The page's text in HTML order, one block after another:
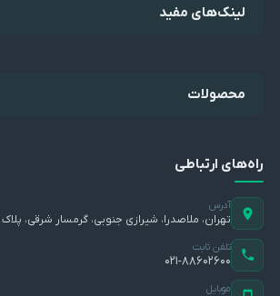
لینک‌های مفید
محصولات
راه‌های ارتباطی
آدرس
تهران، ملاصدرا، شیرازی جنوبی، گرمسار شرقی، پلاک ۳۶، طبقه ۳، واحد ۶
تلفن ثابت
۰۲۱-۸۸۶۰۲۶۰۰
موبایل